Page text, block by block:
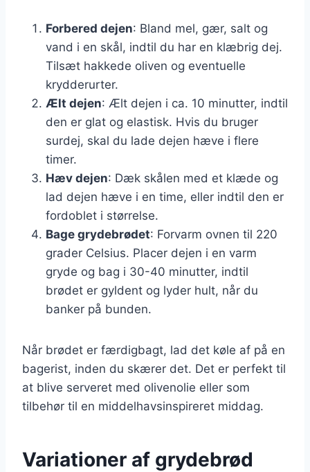
Forbered dejen: Bland mel, gær, salt og
vand i en skål, indtil du har en klæbrig dej.
Tilsæt hakkede oliven og eventuelle
krydderurter.
Ælt dejen: Ælt dejen i ca. 10 minutter, indtil
den er glat og elastisk. Hvis du bruger
surdej, skal du lade dejen hæve i flere
timer.
Hæv dejen: Dæk skålen med et klæde og
lad dejen hæve i en time, eller indtil den er
fordoblet i størrelse.
Bage grydebrødet: Forvarm ovnen til 220
grader Celsius. Placer dejen i en varm
gryde og bag i 30-40 minutter, indtil
brødet er gyldent og lyder hult, når du
banker på bunden.
Når brødet er færdigbagt, lad det køle af på en
bagerist, inden du skærer det. Det er perfekt til
at blive serveret med olivenolie eller som
tilbehør til en middelhavsinspireret middag.
Variationer af grydebrød